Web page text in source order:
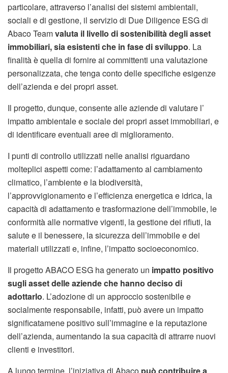
particolare, attraverso l’analisi dei sistemi ambientali,
sociali e di gestione, il servizio di Due Diligence ESG di
Abaco Teamvaluta il livello di sostenibilità degli asset
immobiliari, sia esistenti che in fase di sviluppo. La
finalità è quella di fornire ai committenti una valutazione
personalizzata, che tenga conto delle specifiche esigenze
dell’azienda e dei propri asset.
Il progetto, dunque, consente alle aziende di valutare l’
impatto ambientale e sociale dei propri asset immobiliari, e
di identificare eventuali aree di miglioramento.
I punti di controllo utilizzati nelle analisi riguardano
molteplici aspetti come: l’adattamento al cambiamento
climatico, l’ambiente e la biodiversità,
l’approvvigionamento e l’efficienza energetica e idrica, la
capacità di adattamento e trasformazione dell’immobile, le
conformità alle normative vigenti, la gestione dei rifiuti, la
salute e il benessere, la sicurezza dell’immobile e dei
materiali utilizzati e, infine, l’impatto socioeconomico.
Il progetto ABACO ESG ha generato un impatto positivo
sugli asset delle aziende che hanno deciso di
adottarlo. L’adozione di un approccio sostenibile e
socialmente responsabile, infatti, può avere un impatto
significatamene positivo sull’immagine e la reputazione
dell’azienda, aumentando la sua capacità di attrarre nuovi
clienti e investitori.